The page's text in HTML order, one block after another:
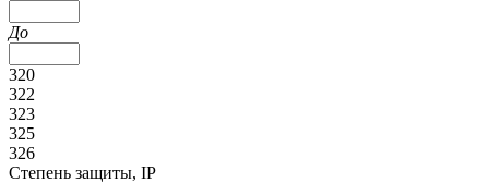
До
320
322
323
325
326
Степень защиты, IP